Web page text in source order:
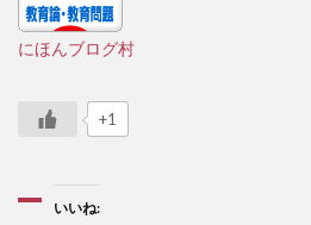
にほんブログ村
+1
いいね: